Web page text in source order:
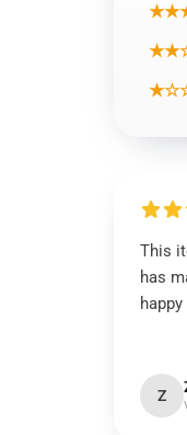
This
has
Z